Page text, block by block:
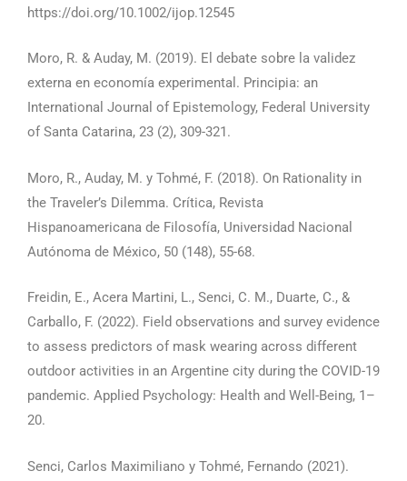
https://doi.org/10.1002/ijop.12545
Moro, R. & Auday, M. (2019). El debate sobre la validez
externa en economía experimental. Principia: an
International Journal of Epistemology, Federal University
of Santa Catarina, 23 (2), 309-321.
Moro, R., Auday, M. y Tohmé, F. (2018). On Rationality in
the Traveler’s Dilemma. Crítica, Revista
Hispanoamericana de Filosofía, Universidad Nacional
Autónoma de México, 50 (148), 55-68.
Freidin, E., Acera Martini, L., Senci, C. M., Duarte, C., &
Carballo, F. (2022). Field observations and survey evidence
to assess predictors of mask wearing across different
outdoor activities in an Argentine city during the COVID-19
pandemic. Applied Psychology: Health and Well-Being, 1–
20.
Senci, Carlos Maximiliano y Tohmé, Fernando (2021).